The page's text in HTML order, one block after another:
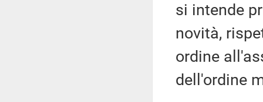
si intende
novità,
ordine
dell'ordine